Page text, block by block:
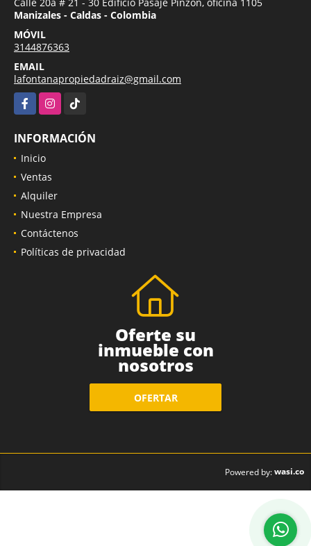
UBICACIÓN
Calle 20a # 21 - 30 Edificio Pasaje Pinzon, oficina 1105
Manizales - Caldas - Colombia
MÓVIL
3144876363
EMAIL
lafontanapropiedadraiz@gmail.com
FacebookInstagram
INFORMACIÓN
Inicio
Ventas
Alquiler
Nuestra Empresa
Contáctenos
Oferte su
inmueble con
nosotros
OFERTAR
Powered by:wasi.co